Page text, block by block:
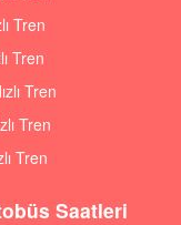
Tren
Tren
Tren
Tren
Tren
Saatleri